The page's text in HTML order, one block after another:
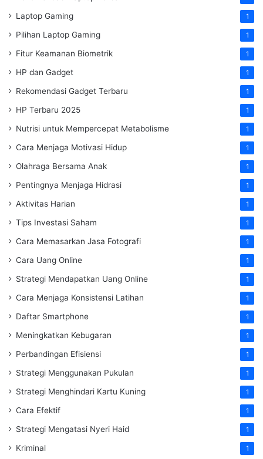
Laptop Gaming 1
Pilihan Laptop Gaming 1
Fitur Keamanan Biometrik 1
HP dan Gadget 1
Rekomendasi Gadget Terbaru 1
HP Terbaru 2025 1
Nutrisi untuk Mempercepat Metabolisme 1
Cara Menjaga Motivasi Hidup 1
Olahraga Bersama Anak 1
Pentingnya Menjaga Hidrasi 1
Aktivitas Harian 1
Tips Investasi Saham 1
Cara Memasarkan Jasa Fotografi 1
Cara Uang Online 1
Strategi Mendapatkan Uang Online 1
Cara Menjaga Konsistensi Latihan 1
Daftar Smartphone 1
Meningkatkan Kebugaran 1
Perbandingan Efisiensi 1
Strategi Menggunakan Pukulan 1
Strategi Menghindari Kartu Kuning 1
Cara Efektif 1
Strategi Mengatasi Nyeri Haid 1
Kriminal 1